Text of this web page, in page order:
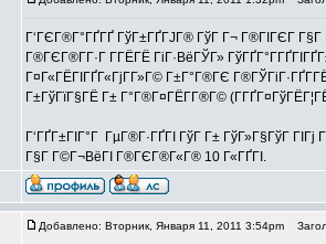
Г‘ГЄГ®Г°ГҐГҐ ГўГ±ГҐГЈГ® ГўГ Г¬ Г®ГІГЄГ
Г®ГЄГ®Г­Г·Г Г­ГЁГЁ ГіГ·ВёГЎГ»
Г¤Г«ГЁГІГҐГ«ГјГ­Г»Г© Г±Г°Г®ГЄ
Г±ГўГїГ§ГЁ Г± Г°Г®Г¤ГЁГ­Г®Г©
Г‘ГҐГ±ГІГ°Г ГµГ®Г·ГҐГІ ГўГ Г± ГўГ»Г§ГўГ
Г§Г Г©Г¬ВёГІ Г®ГЄГ®Г«Г® 10 Г«ГҐГІ.
Добавлено: Вторник, Января 11, 2011 3:54pm